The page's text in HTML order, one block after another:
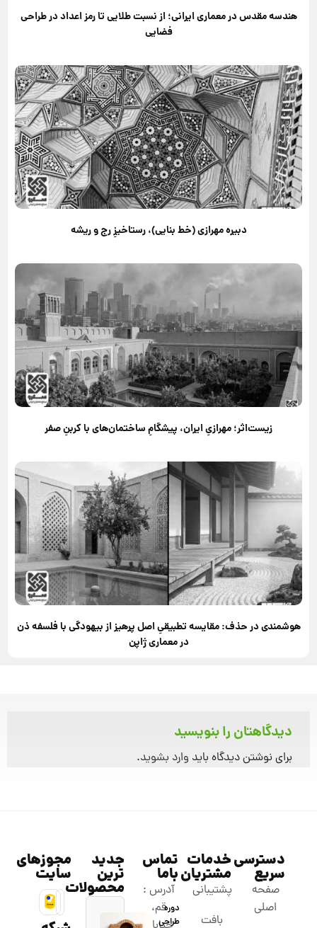
هندسه مقدس در معماری ایرانی؛ از نسبت طلایی تا رمز اعداد در طراحی
فضایی
دبیره مهرازی (خط بنایی)، رستاخیزِ رج و ریشه
زیست‌اثر؛ مهرازیِ ایران، پیشگامِ ساختمان‌های با کربنِ صفر
هوشمندی در حذف: مقایسه تطبیقیِ اصل پرهیز از بیهودگی با فلسفه ذن
در معماری ژاپن
دیدگاهتان را بنویسید
برای نوشتن دیدگاه باید وارد بشوید.
دسترسی
سریع
صفحه
اصلی
خدمات
مشتریان
پشتیبانی
بافت
تماس
باما
آدرس :
قم،
جدید
ترین
محصولات
دوره
طراحی
مجوزهای
سایت